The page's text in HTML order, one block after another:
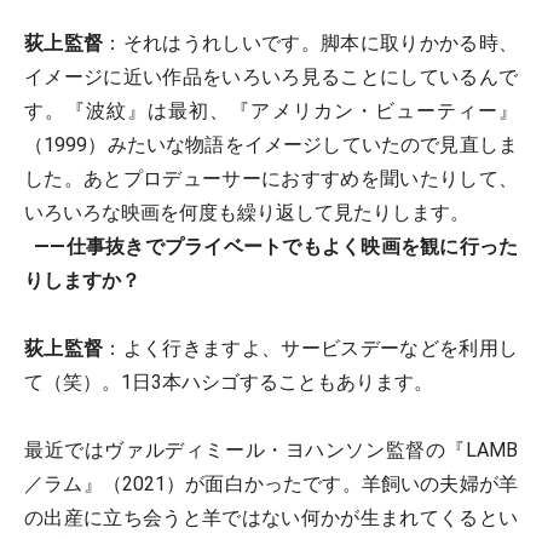
荻上監督 ：それはうれしいです。脚本に取りかかる時、
イメージに近い作品をいろいろ見ることにしているんで
す。『波紋』は最初、『アメリカン・ビューティー』
（1999）みたいな物語をイメージしていたので見直しま
した。あとプロデューサーにおすすめを聞いたりして、
いろいろな映画を何度も繰り返して見たりします。
――仕事抜きでプライベートでもよく映画を観に行った
りしますか？
荻上監督 ：よく行きますよ、サービスデーなどを利用し
て（笑）。1日3本ハシゴすることもあります。
最近ではヴァルディミール・ヨハンソン監督の『LAMB
／ラム』（2021）が面白かったです。羊飼いの夫婦が羊
の出産に立ち会うと羊ではない何かが生まれてくるとい